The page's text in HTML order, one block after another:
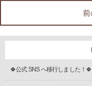
前
🍀公式 SNS へ移行しました！🍀